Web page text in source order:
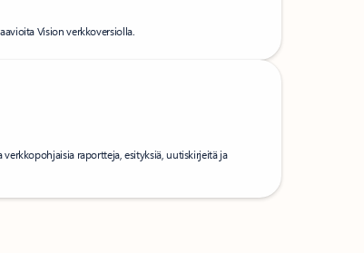
Vision verkkoversiolla.
raportteja, esityksiä, uutiskirjeitä ja